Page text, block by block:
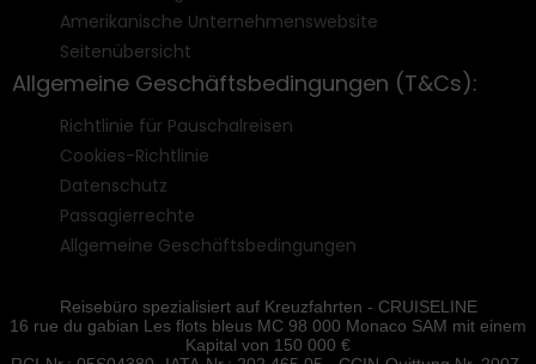
Amerikanische Unternehmenswebsite
Seitenübersicht
Allgemeine Geschäftsbedingungen (T&Cs):
Richtlinie für Pauschalreisen
Cookies-Richtlinie
Datenschutz
Passagierrechte
Allgemeine Geschäftsbedingungen
Reisebüro spezialisiert auf Kreuzfahrten - CRUISELINE
16 rue du gabian Les flots bleus MC 98 000 Monaco SAM mit einem
Kapital von 150 000 €